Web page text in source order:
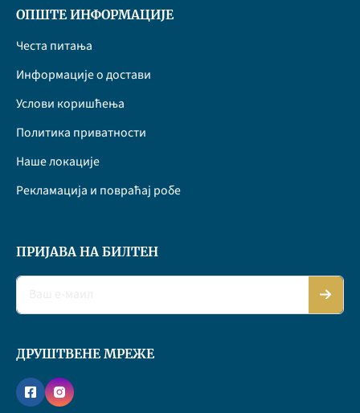
ОПШТЕ ИНФОРМАЦИЈЕ
Честа питања
Информације о достави
Услови коришћења
Политика приватности
Наше локације
Рекламација и повраћај робе
ПРИЈАВА НА БИЛТЕН
ДРУШТВЕНЕ МРЕЖЕ